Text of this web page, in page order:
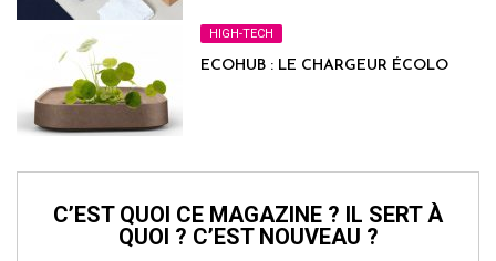
HIGH-TECH
ECOHUB : LE CHARGEUR ÉCOLO
C’EST QUOI CE MAGAZINE ? IL SERT À
QUOI ? C’EST NOUVEAU ?